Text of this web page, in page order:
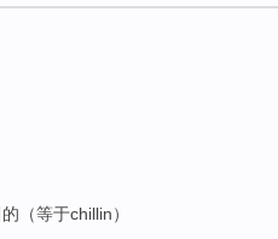
（等于chillin）